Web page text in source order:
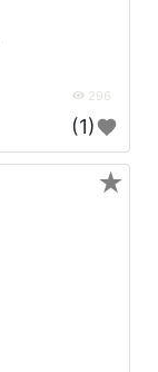
296
(1)
★